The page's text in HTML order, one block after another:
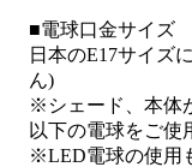
■電球口金サイズ
日本のE17サイズ
ん)
※シェード、本体
以下の電球をご使
※LED電球の使用